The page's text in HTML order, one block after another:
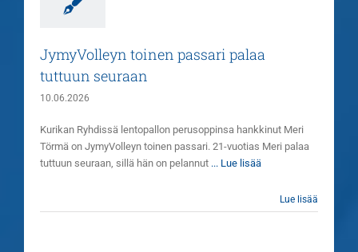
JymyVolleyn toinen passari palaa
tuttuun seuraan
10.06.2026
Kurikan Ryhdissä lentopallon perusoppinsa hankkinut Meri
Törmä on JymyVolleyn toinen passari. 21-vuotias Meri palaa
tuttuun seuraan, sillä hän on pelannut ... Lue lisää
Lue lisää